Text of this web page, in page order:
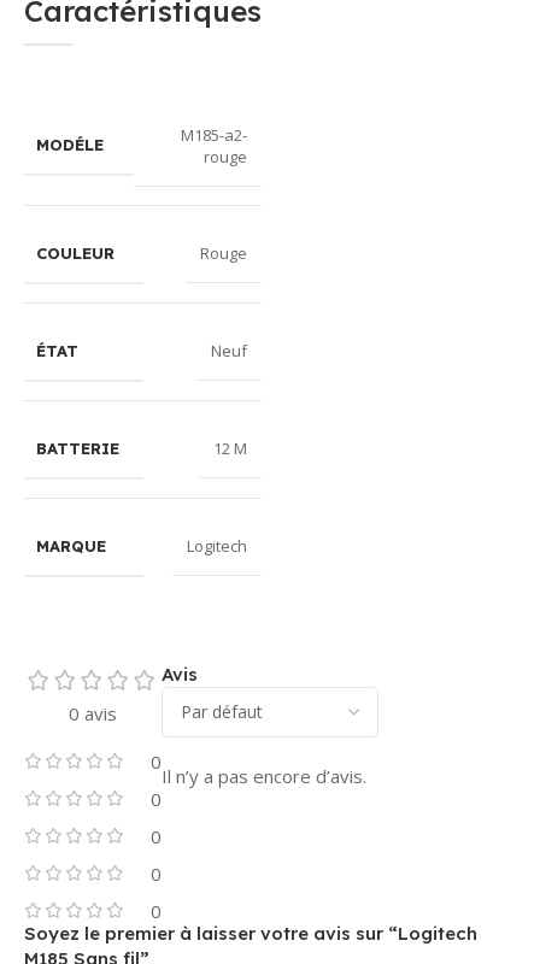
Caractéristiques
MODÉLE
M185-a2-
rouge
COULEUR Rouge
ÉTAT Neuf
BATTERIE 12 M
MARQUE Logitech
0 avis
0
0
0
0
0
Avis
Il n’y a pas encore d’avis.
Soyez le premier à laisser votre avis sur “Logitech
M185 Sans fil”